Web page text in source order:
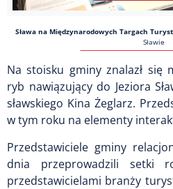
Sława na Międzynarodowych Targach
Sławie
Na stoisku gminy znalazł się
ryb nawiązujący do Jeziora
sławskiego Kina Żeglarz.
w tym roku na elementy
Przedstawiciele gminy
dnia przeprowadzili setki
przedstawicielami branży